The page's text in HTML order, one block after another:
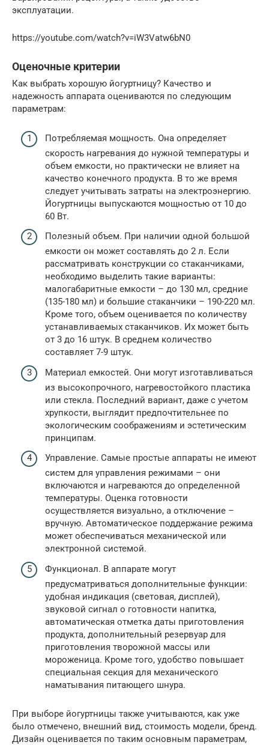
эксплуатации.
https://youtube.com/watch?v=iW3Vatw6bN0
Оценочные критерии
Как выбрать хорошую йогуртницу? Качество и
надежность аппарата оцениваются по следующим
параметрам:
Потребляемая мощность. Она определяет
скорость нагревания до нужной температуры и
объем емкости, но практически не влияет на
качество конечного продукта. В то же время
следует учитывать затраты на электроэнергию.
Йогуртницы выпускаются мощностью от 10 до
60 Вт.
Полезный объем. При наличии одной большой
емкости он может составлять до 2 л. Если
рассматривать конструкции со стаканчиками,
необходимо выделить такие варианты:
малогабаритные емкости – до 130 мл, средние
(135-180 мл) и большие стаканчики – 190-220 мл.
Кроме того, объем оценивается по количеству
устанавливаемых стаканчиков. Их может быть
от 3 до 16 штук. В среднем количество
составляет 7-9 штук.
Материал емкостей. Они могут изготавливаться
из высокопрочного, нагревостойкого пластика
или стекла. Последний вариант, даже с учетом
хрупкости, выглядит предпочтительнее по
экологическим соображениям и эстетическим
принципам.
Управление. Самые простые аппараты не имеют
систем для управления режимами – они
включаются и нагреваются до определенной
температуры. Оценка готовности
осуществляется визуально, а отключение –
вручную. Автоматическое поддержание режима
может обеспечиваться механической или
электронной системой.
Функционал. В аппарате могут
предусматриваться дополнительные функции:
удобная индикация (световая, дисплей),
звуковой сигнал о готовности напитка,
автоматическая отметка даты приготовления
продукта, дополнительный резервуар для
приготовления творожной массы или
мороженица. Кроме того, удобство повышает
специальная секция для механического
наматывания питающего шнура.
При выборе йогуртницы также учитываются, как уже
было отмечено, внешний вид, стоимость модели, бренд.
Дизайн оценивается по таким основным параметрам,